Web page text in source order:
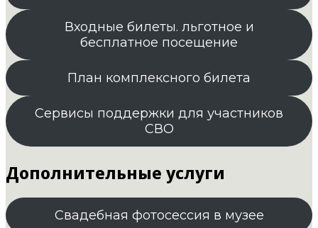
Входные билеты. льготное и
бесплатное посещение
План комплексного билета
Сервисы поддержки для участников
СВО
Дополнительные услуги
Свадебная фотосессия в музее